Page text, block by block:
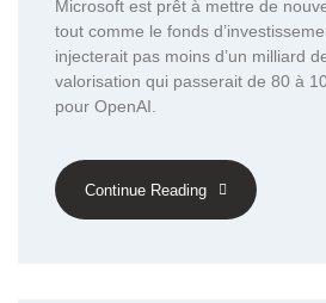
Microsoft est prêt à mettre de
tout comme le fonds
injecterait pas moins d’un milliard
valorisation qui passerait de 80 à
pour OpenAI.
Continue Reading